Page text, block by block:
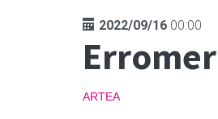
2022/09/16 00:00
ARTEA